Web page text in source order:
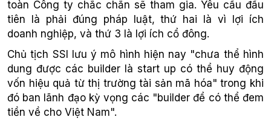
toàn Công ty chắc chắn sẽ tham gia. Yêu cầu đầu
tiên là phải đúng pháp luật, thứ hai là vì lợi ích
doanh nghiệp, và thứ 3 là lợi ích cổ đông.
Chủ tịch SSI lưu ý mô hình hiện nay "chưa thể hình
dung được các builder là start up có thể huy động
vốn hiệu quả từ thị trường tài sản mã hóa" trong khi
đó ban lãnh đạo kỳ vọng các "builder để có thể đem
tiền về cho Việt Nam".